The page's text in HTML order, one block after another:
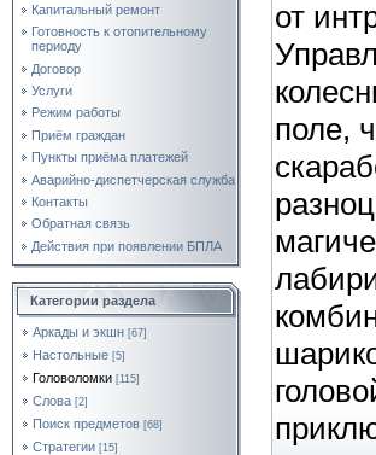
Капитальный ремонт
Готовность к отопительному
периоду
Договор
Услуги
Режим работы
Приём граждан
Пункты приёма платежей
Аварийно-диспетчерская служба
Контакты
Обратная связь
Действия при появлении БПЛА
Категории раздела
Аркады и экшн [67]
Настольные [5]
Головоломки [115]
Слова [2]
Поиск предметов [68]
Стратегии [15]
от
поле,